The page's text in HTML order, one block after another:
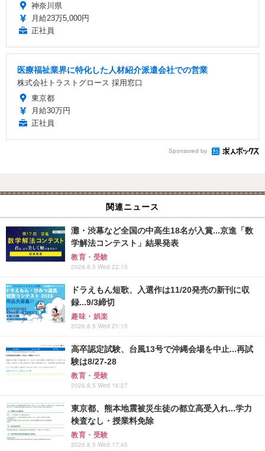
神奈川県
月給23万5,000円
正社員
医療福祉業界に特化した人材紹介派遣会社での営業
株式会社トラストグロース 採用窓口
東京都
月給30万円
正社員
Sponsored by
関連ニュース
灘・渋幕など全国の中高生18名が入賞...京進「数
学解法コンテスト」結果発表
教育・受験
2026.8.5 Wed 22:15
ドラえもん短歌、入選作は11/20発売の新刊に収
録...9/3締切
趣味・娯楽
2026.8.5 Wed 21:15
高卒認定試験、台風13号で沖縄会場を中止...再試
験は8/27-28
教育・受験
2026.8.5 Wed 16:27
東京都、熊本地震被災生徒の都立高受入れ...学力
検査なし・授業料免除
教育・受験
2026.8.5 Wed 17:45